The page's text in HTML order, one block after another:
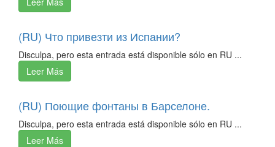
(RU) Что привезти из Испании?
Disculpa, pero esta entrada está disponible sólo en RU ...
Leer Más
(RU) Поющие фонтаны в Барселоне.
Disculpa, pero esta entrada está disponible sólo en RU ...
Leer Más